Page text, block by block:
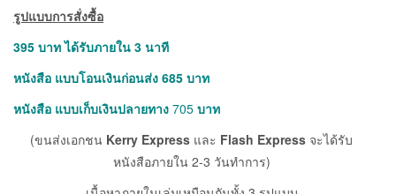
รูปแบบการสั่งซื้อ
395 บาท ได้รับภายใน 3 นาที
หนังสือ แบบโอนเงินก่อนส่ง 685 บาท
หนังสือ แบบเก็บเงินปลายทาง 705 บาท
(ขนส่งเอกชน Kerry Express และ Flash Express จะได้รับ
หนังสือภายใน 2-3 วันทำการ)